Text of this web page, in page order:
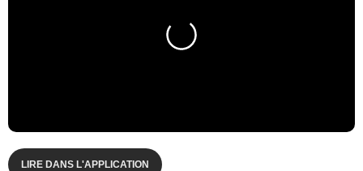
LIRE DANS L'APPLICATION